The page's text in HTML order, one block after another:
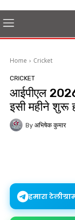
Home Cricket
CRICKET
आईपीएल 2026
इसी महीने शुरू
By अभिषेक कुमार
हमारा